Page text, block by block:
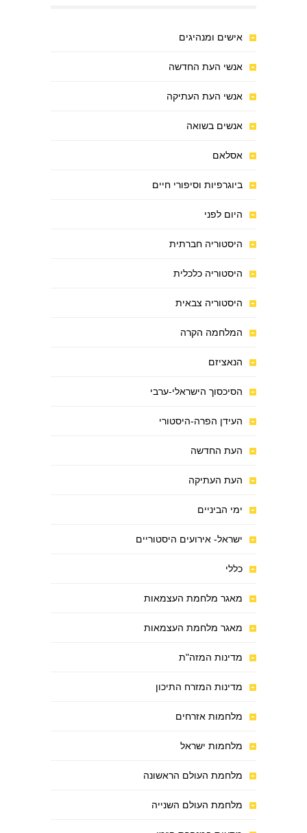
אישים ומנהיגים
אנשי העת החדשה
אנשי העת העתיקה
אנשים בשואה
אסלאם
ביוגרפיות וסיפורי חיים
היום לפני
היסטוריה חברתית
היסטוריה כלכלית
היסטוריה צבאית
המלחמה הקרה
הנאציזם
הסיכסוך הישראלי-ערבי
העידן הפרה-היסטורי
העת החדשה
העת העתיקה
ימי הביניים
ישראל- אירועים היסטוריים
כללי
מאגר מלחמת העצמאות
מאגר מלחמת העצמאות
מדינות המזה"ת
מדינות המזרח התיכון
מלחמות אזרחים
מלחמות ישראל
מלחמת העולם הראשונה
מלחמת העולם השנייה